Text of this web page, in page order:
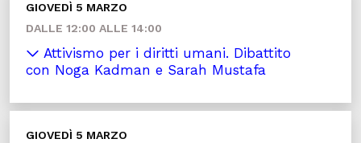
GIOVEDÌ 5 MARZO
DALLE 12:00 ALLE 14:00
Attivismo per i diritti umani. Dibattito
con Noga Kadman e Sarah Mustafa
GIOVEDÌ 5 MARZO